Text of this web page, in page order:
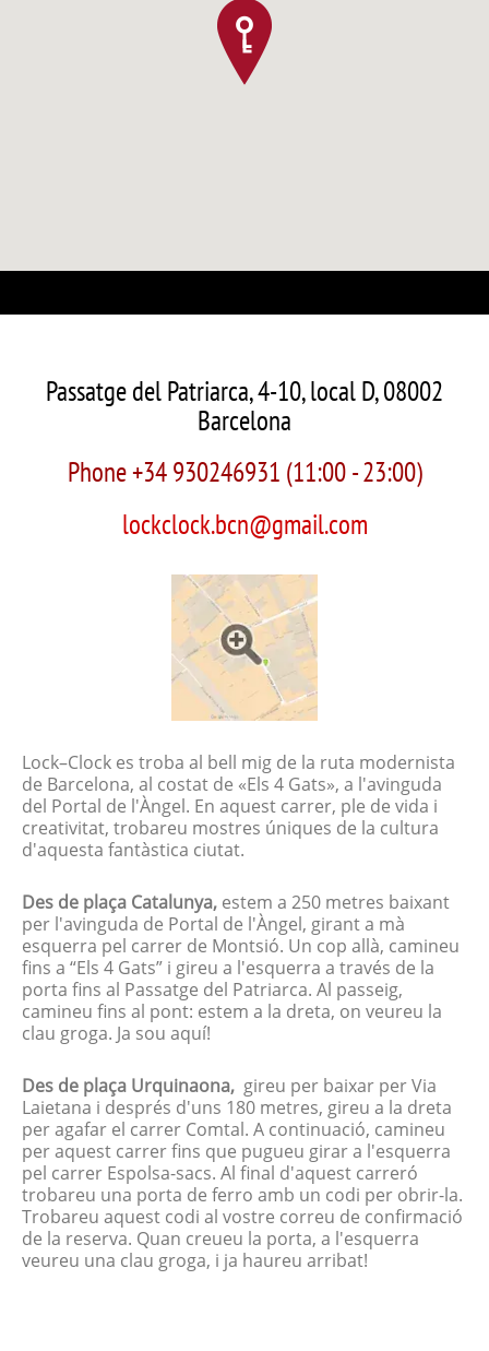
Passatge del Patriarca, 4-10, local D, 08002
Barcelona
Phone +34 930246931 (11:00 - 23:00)
lockclock.bcn@gmail.com
Lock–Clock es troba al bell mig de la ruta modernista
de Barcelona, al costat de «Els 4 Gats», a l'avinguda
del Portal de l'Àngel. En aquest carrer, ple de vida i
creativitat, trobareu mostres úniques de la cultura
d'aquesta fantàstica ciutat.
Des de plaça Catalunya, estem a 250 metres baixant
per l'avinguda de Portal de l'Àngel, girant a mà
esquerra pel carrer de Montsió. Un cop allà, camineu
fins a “Els 4 Gats” i gireu a l'esquerra a través de la
porta fins al Passatge del Patriarca. Al passeig,
camineu fins al pont: estem a la dreta, on veureu la
clau groga. Ja sou aquí!
Des de plaça Urquinaona, gireu per baixar per Via
Laietana i després d'uns 180 metres, gireu a la dreta
per agafar el carrer Comtal. A continuació, camineu
per aquest carrer fins que pugueu girar a l'esquerra
pel carrer Espolsa-sacs. Al final d'aquest carreró
trobareu una porta de ferro amb un codi per obrir-la.
Trobareu aquest codi al vostre correu de confirmació
de la reserva. Quan creueu la porta, a l'esquerra
veureu una clau groga, i ja haureu arribat!